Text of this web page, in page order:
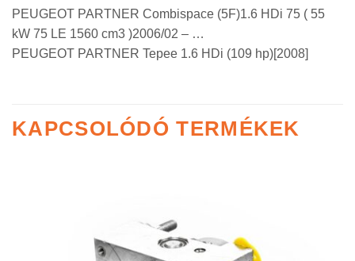
PEUGEOT PARTNER Combispace (5F)1.6 HDi 75 ( 55
kW 75 LE 1560 cm3 )2006/02 – …
PEUGEOT PARTNER Tepee 1.6 HDi (109 hp)[2008]
KAPCSOLÓDÓ TERMÉKEK